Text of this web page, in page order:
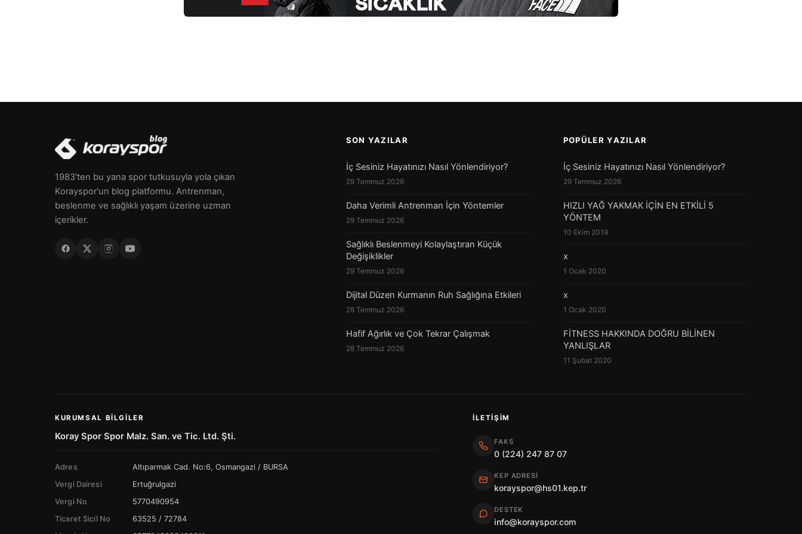
1983'ten bu yana spor tutkusuyla yola çıkan
Korayspor'un blog platformu. Antrenman,
beslenme ve sağlıklı yaşam üzerine uzman
içerikler.
SON YAZILAR
İç Sesiniz Hayatınızı Nasıl Yönlendiriyor?
29 Temmuz 2026
Daha Verimli Antrenman İçin Yöntemler
29 Temmuz 2026
Sağlıklı Beslenmeyi Kolaylaştıran Küçük
Değişiklikler
29 Temmuz 2026
Dijital Düzen Kurmanın Ruh Sağlığına Etkileri
28 Temmuz 2026
Hafif Ağırlık ve Çok Tekrar Çalışmak
28 Temmuz 2026
POPÜLER YAZILAR
İç Sesiniz Hayatınızı Nasıl Yönlendiriyor?
29 Temmuz 2026
HIZLI YAĞ YAKMAK İÇİN EN ETKİLİ 5
YÖNTEM
10 Ekim 2019
x
1 Ocak 2020
x
1 Ocak 2020
FİTNESS HAKKINDA DOĞRU BİLİNEN
YANLIŞLAR
11 Şubat 2020
KURUMSAL BILGILER
Koray Spor Spor Malz. San. ve Tic. Ltd. Şti.
Adres
Altıparmak Cad. No:6, Osmangazi / BURSA
Vergi Dairesi
Ertuğrulgazi
Vergi No
5770490954
Ticaret Sicil No
63525 / 72784
İLETIŞIM
FAKS
0 (224) 247 87 07
KEP ADRESI
korayspor@hs01.kep.tr
DESTEK
info@korayspor.com